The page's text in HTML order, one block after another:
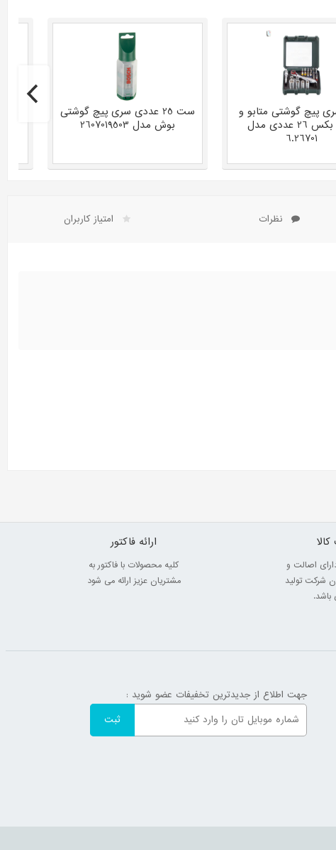
ست 25 عددی سری پیچ گوشتی
بوش مدل 2607019503
پیچ گوشتی متابو و
سری بکس 26 عددی مدل
6.26701
نظرات امتیاز کاربران
اصالت و
شرکت تولید
باشد.
ارائه فاکتور
کلیه محصولات با فاکتور به
مشتریان عزیز ارائه می شود
جهت اطلاع از جدیدترین تخفیفات عضو شوید :